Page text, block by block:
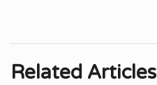
Related Articles